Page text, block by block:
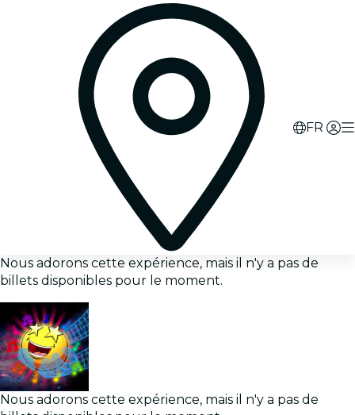
FR
Nous adorons cette expérience, mais il n'y a pas de
billets disponibles pour le moment.
Nous adorons cette expérience, mais il n'y a pas de